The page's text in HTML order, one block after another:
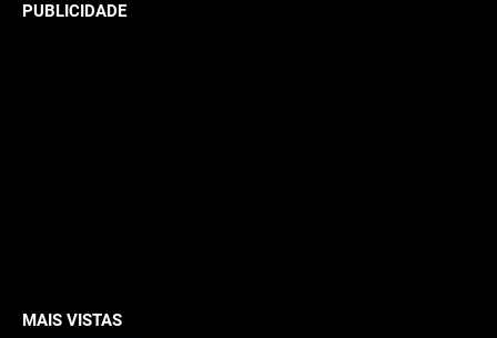
PUBLICIDADE
MAIS VISTAS